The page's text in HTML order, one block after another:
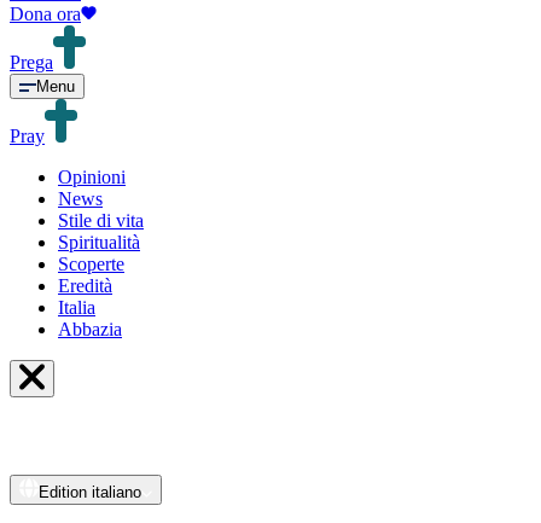
Dona ora
Prega
Menu
Pray
Opinioni
News
Stile di vita
Spiritualità
Scoperte
Eredità
Italia
Abbazia
Edition italiano